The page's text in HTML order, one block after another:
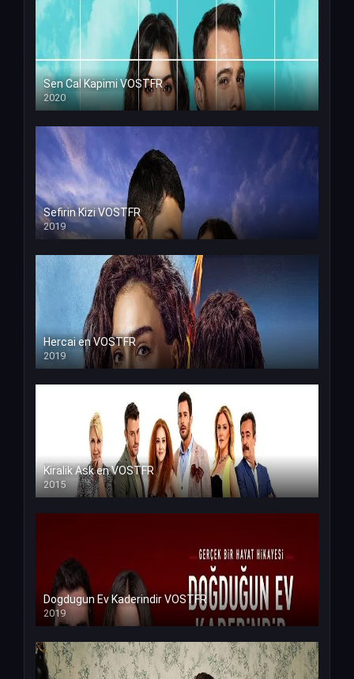
Sen Cal Kapimi VOSTFR
2020
Sefirin Kizi VOSTFR
2019
Hercai en VOSTFR
2019
Kiralik Ask en VOSTFR
2015
Dogdugun Ev Kaderindir VOSTFR
2019